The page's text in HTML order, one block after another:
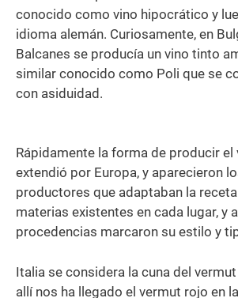
conocido como vino hipocrático y
idioma alemán. Curiosamente, en
Balcanes se producía un vino tinto
similar conocido como Poli que se
con asiduidad.
Rápidamente la forma de producir el
extendió por Europa, y aparecieron
productores que adaptaban la
materias existentes en cada lugar, y
procedencias marcaron su estilo y
Italia se considera la cuna del
allí nos ha llegado el vermut rojo en